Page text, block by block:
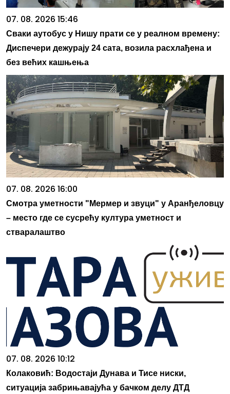
07. 08. 2026 15:46
Сваки аутобус у Нишу прати се у реалном времену:
Диспечери дежурају 24 сата, возила расхлађена и
без већих кашњења
07. 08. 2026 16:00
Смотра уметности "Мермер и звуци" у Аранђеловцу
– место где се сусрећу култура уметност и
стваралаштво
07. 08. 2026 10:12
Колаковић: Водостаји Дунава и Тисе ниски,
ситуација забрињавајућа у бачком делу ДТД